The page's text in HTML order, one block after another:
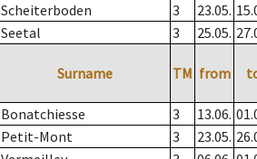
Scheiterboden 3 23.05.
Seetal 3 25.05.
Surname TM from
Bonatchiesse 3 13.06.
Petit-Mont 3 23.05.